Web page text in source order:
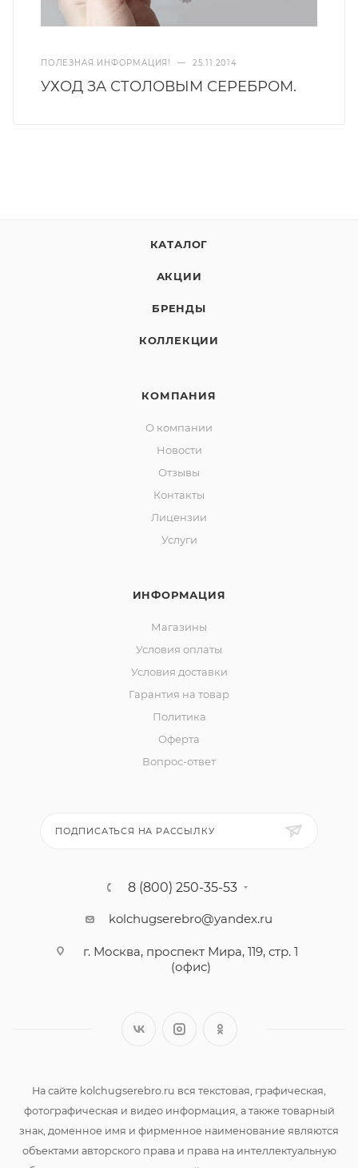
ПОЛЕЗНАЯ ИНФОРМАЦИЯ! — 25.11.2014
УХОД ЗА СТОЛОВЫМ СЕРЕБРОМ.
КАТАЛОГ
АКЦИИ
БРЕНДЫ
КОЛЛЕКЦИИ
КОМПАНИЯ
О компании
Новости
Отзывы
Контакты
Лицензии
Услуги
ИНФОРМАЦИЯ
Магазины
Условия оплаты
Условия доставки
Гарантия на товар
Политика
Оферта
Вопрос-ответ
ПОДПИСАТЬСЯ НА РАССЫЛКУ
8 (800) 250-35-53
kolchugserebro@yandex.ru
г. Москва, проспект Мира, 119, стр. 1
(офис)
На сайте kolchugserebro.ru вся текстовая, графическая,
фотографическая и видео информация, а также товарный
знак, доменное имя и фирменное наименование являются
объектами авторского права и права на интеллектуальную